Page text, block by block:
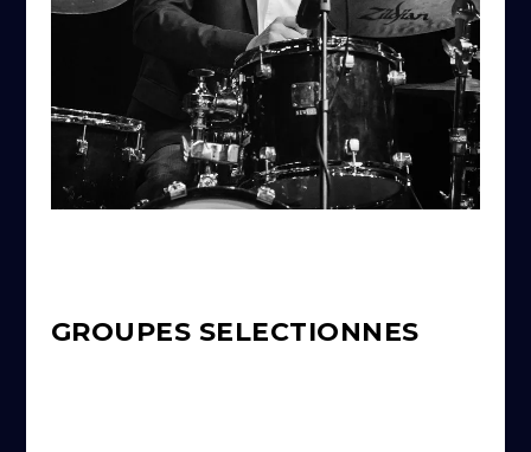
GROUPES SELECTIONNES